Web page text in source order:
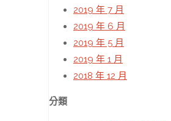
2019 年 7 月
2019 年 6 月
2019 年 5 月
2019 年 1 月
2018 年 12 月
分類